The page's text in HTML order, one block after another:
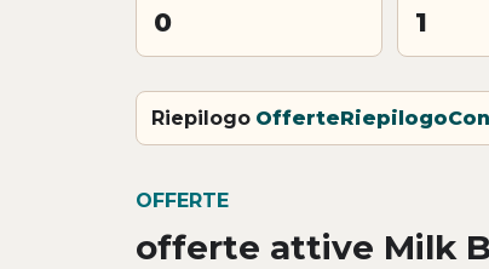
0 1
Riepilogo OfferteRiepilogo
OFFERTE
offerte attive Milk